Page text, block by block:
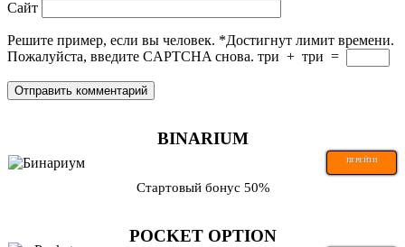
Сайт
Решите пример, если вы человек. *Достигнут лимит времени.
Пожалуйста, введите CAPTCHA снова. три + три =
BINARIUM
ПЕРЕЙТИ
Стартовый бонус 50%
POCKET OPTION